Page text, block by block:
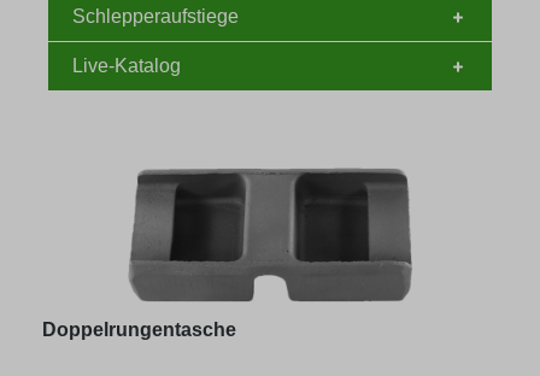
Schlepperaufstiege
Live-Katalog
Doppelrungentasche